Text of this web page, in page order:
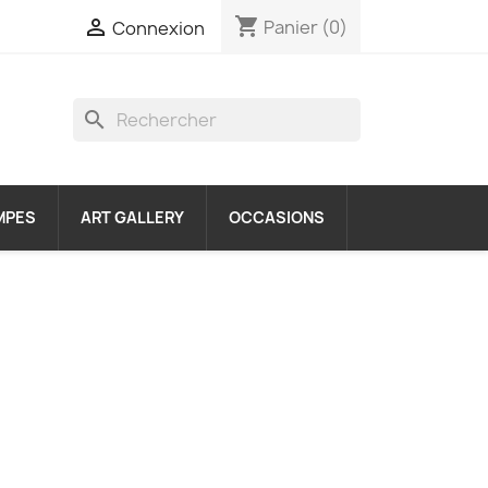
 Connexion shopping_cart Panier (0)
search
ART GALLERY OCCASIONS